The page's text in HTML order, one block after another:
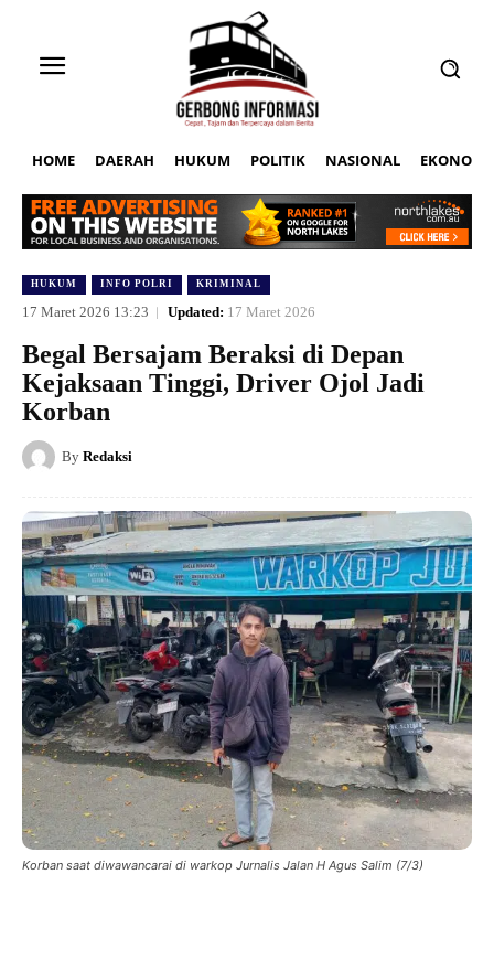
HOME DAERAH HUKUM POLITIK NASIONAL EKONOMI
HUKUM INFO POLRI KRIMINAL
17 Maret 2026 13:23 Updated: 17 Maret 2026
Begal Bersajam Beraksi di Depan
Kejaksaan Tinggi, Driver Ojol Jadi
Korban
By Redaksi
Korban saat diwawancarai di warkop Jurnalis Jalan H Agus Salim (7/3)